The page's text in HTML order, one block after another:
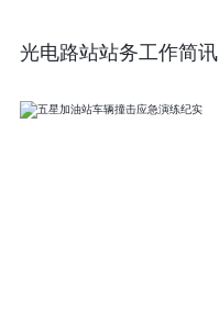
光电路站站务工作简讯